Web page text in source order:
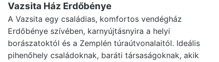
Vazsita Ház Erdőbénye
A Vazsita egy családias, komfortos vendégház
Erdőbénye szívében, karnyújtásnyira a helyi
borászatoktól és a Zemplén túraútvonalaitól. Ideális
pihenőhely családoknak, baráti társaságoknak, akik